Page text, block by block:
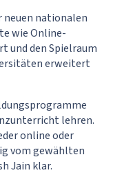
neuen nationalen
wie Online-
und den Spielraum
erweitert
lehren.
online oder
vom gewählten
Jain klar.